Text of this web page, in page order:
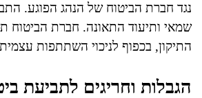
נגד חברת הביטוח של הנהג הפוגע.
שמאי ותיעוד התאונה. חברת
התיקון, בכפוף לניכוי השתתפות
הגבלות וחריגים לתביעת